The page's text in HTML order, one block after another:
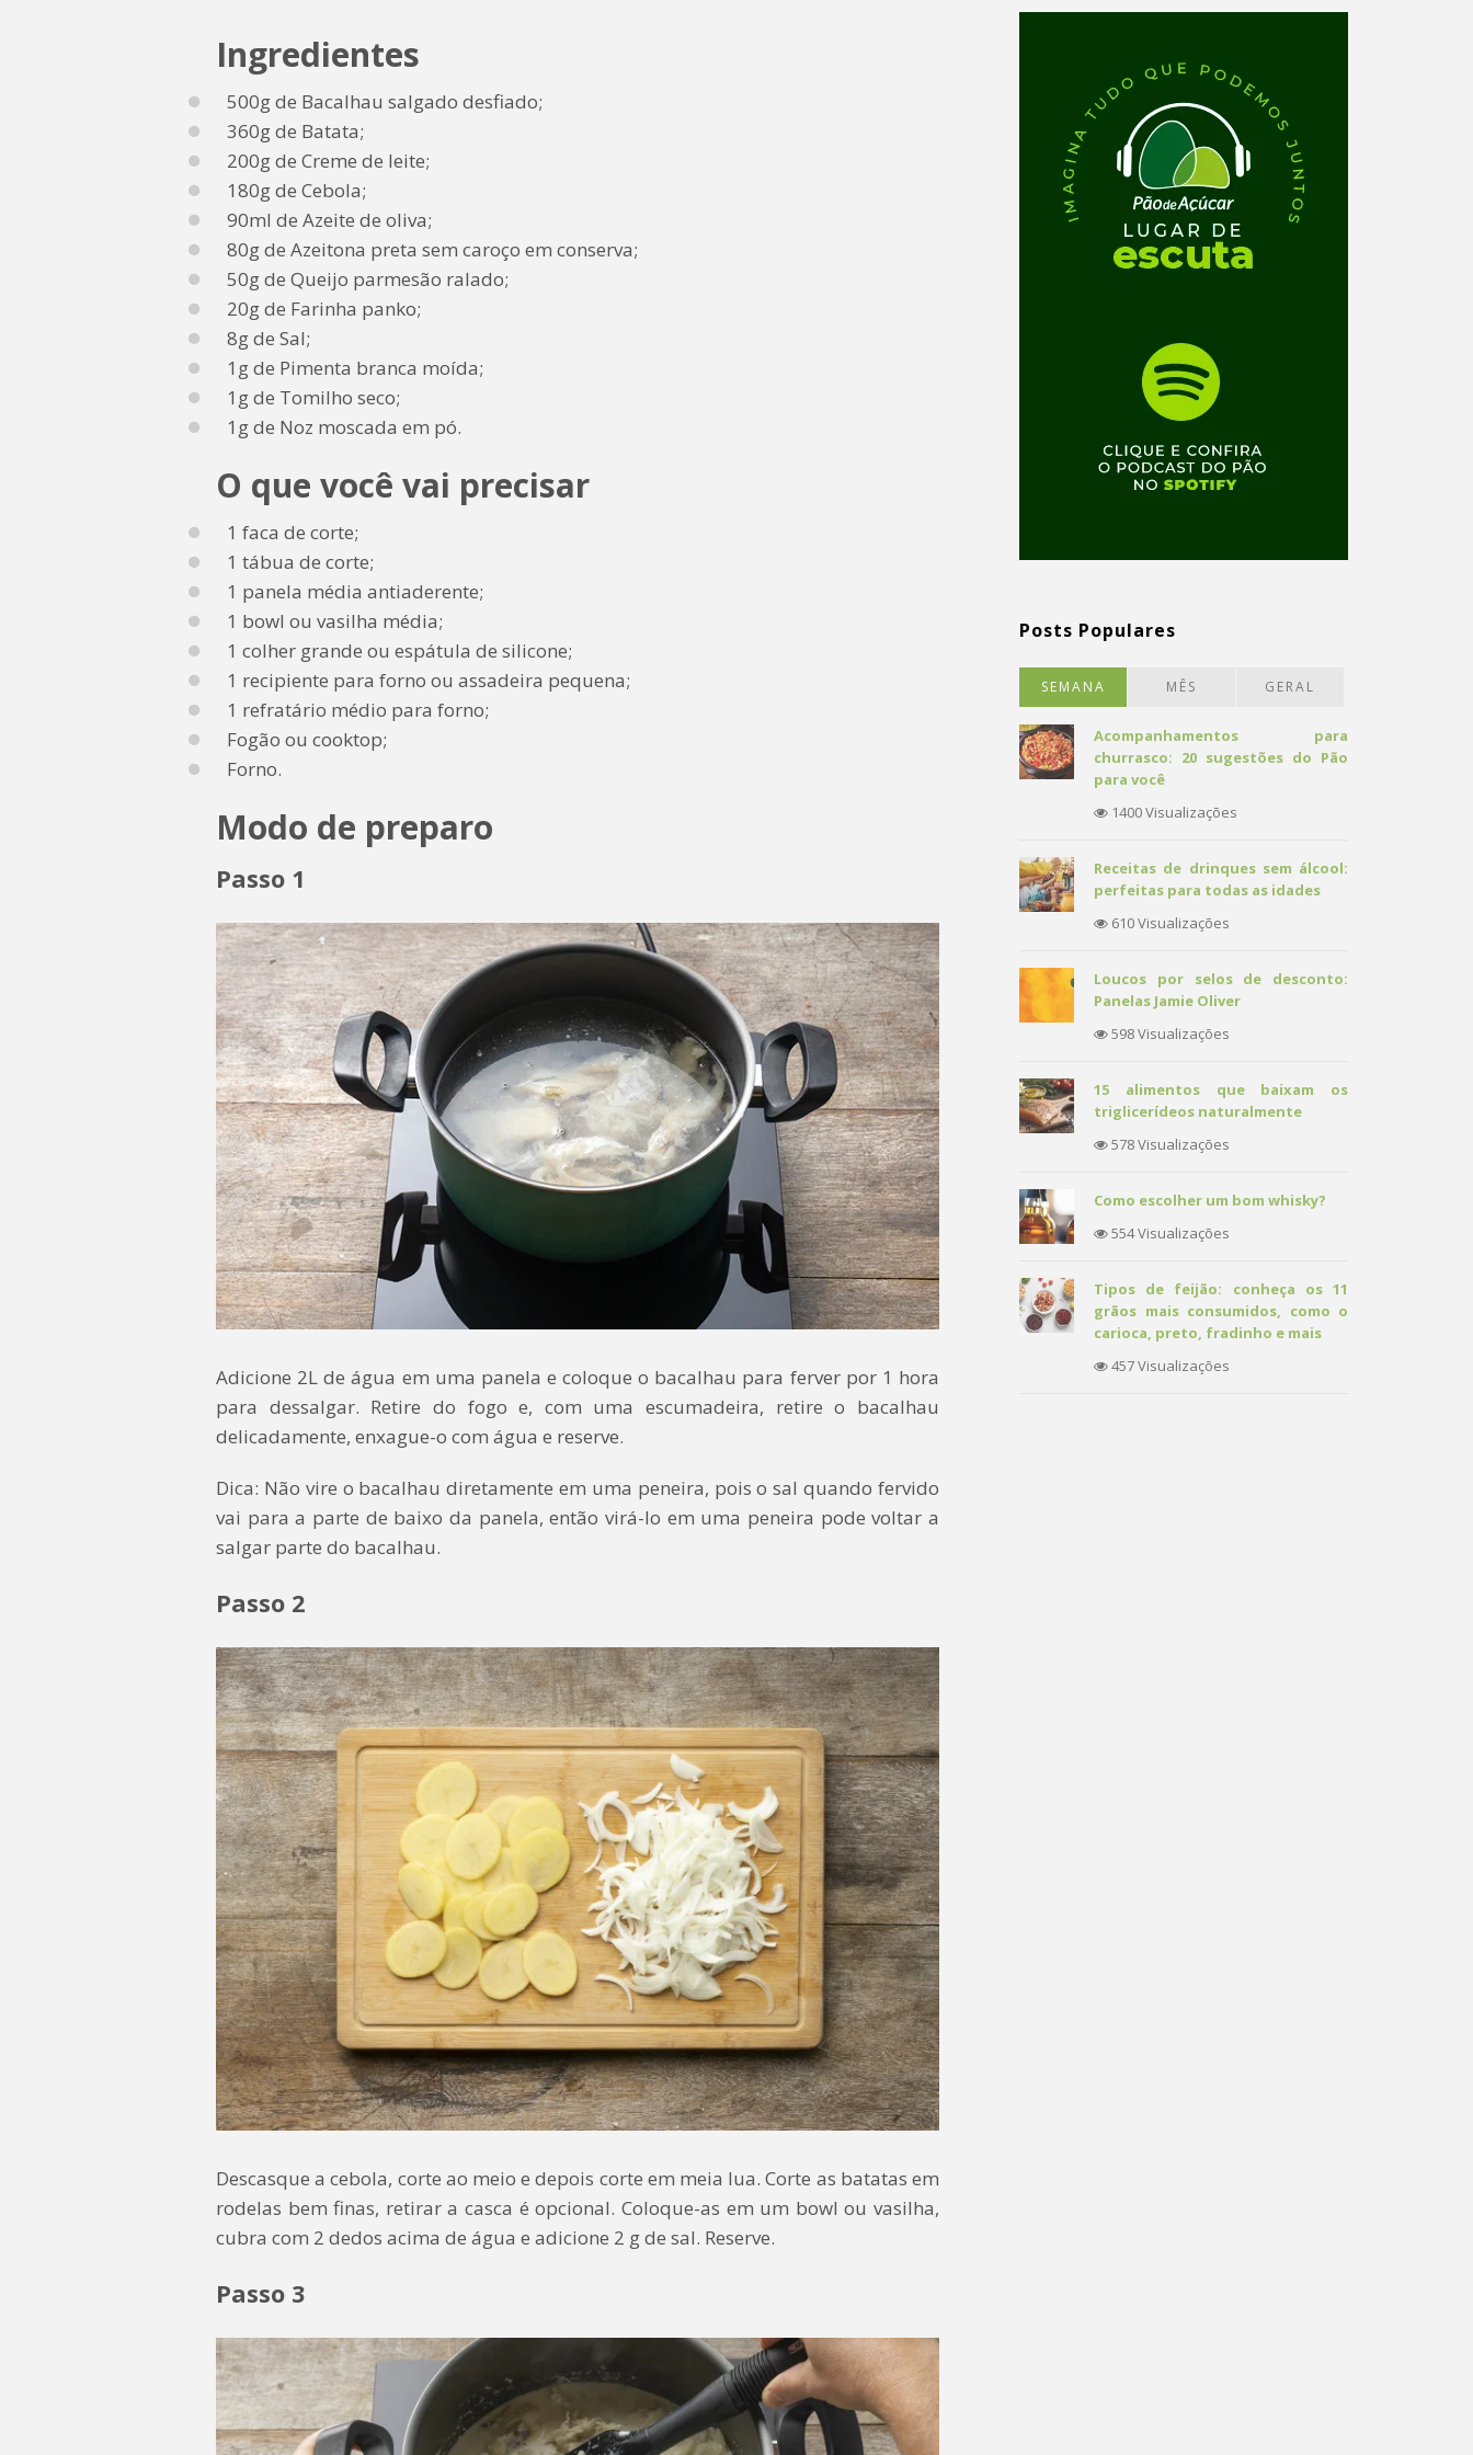
Ingredientes
500g de Bacalhau salgado desfiado;
360g de Batata;
200g de Creme de leite;
180g de Cebola;
90ml de Azeite de oliva;
80g de Azeitona preta sem caroço em conserva;
50g de Queijo parmesão ralado;
20g de Farinha panko;
8g de Sal;
1g de Pimenta branca moída;
1g de Tomilho seco;
1g de Noz moscada em pó.
O que você vai precisar
1 faca de corte;
1 tábua de corte;
1 panela média antiaderente;
1 bowl ou vasilha média;
1 colher grande ou espátula de silicone;
1 recipiente para forno ou assadeira pequena;
1 refratário médio para forno;
Fogão ou cooktop;
Forno.
Modo de preparo
Passo 1
Adicione 2L de água em uma panela e coloque o bacalhau para ferver por 1 hora
para dessalgar. Retire do fogo e, com uma escumadeira, retire o bacalhau
delicadamente, enxague-o com água e reserve.
Dica: Não vire o bacalhau diretamente em uma peneira, pois o sal quando fervido
vai para a parte de baixo da panela, então virá-lo em uma peneira pode voltar a
salgar parte do bacalhau.
Passo 2
Descasque a cebola, corte ao meio e depois corte em meia lua. Corte as batatas em
rodelas bem finas, retirar a casca é opcional. Coloque-as em um bowl ou vasilha,
cubra com 2 dedos acima de água e adicione 2 g de sal. Reserve.
Passo 3
Posts Populares
SEMANA MÊS GERAL
Acompanhamentos para
churrasco: 20 sugestões do Pão
para você
1400 Visualizações
Receitas de drinques sem álcool:
perfeitas para todas as idades
610 Visualizações
Loucos por selos de desconto:
Panelas Jamie Oliver
598 Visualizações
15 alimentos que baixam os
triglicerídeos naturalmente
578 Visualizações
Como escolher um bom whisky?
554 Visualizações
Tipos de feijão: conheça os 11
grãos mais consumidos, como o
carioca, preto, fradinho e mais
457 Visualizações